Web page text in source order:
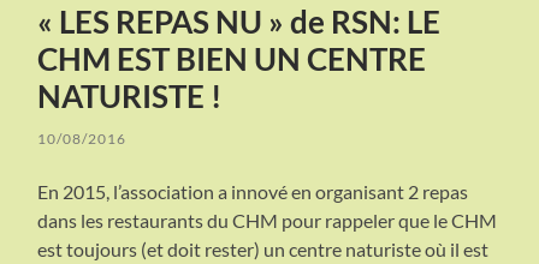
« LES REPAS NU » de RSN: LE
CHM EST BIEN UN CENTRE
NATURISTE !
10/08/2016
En 2015, l’association a innové en organisant 2 repas
dans les restaurants du CHM pour rappeler que le CHM
est toujours (et doit rester) un centre naturiste où il est